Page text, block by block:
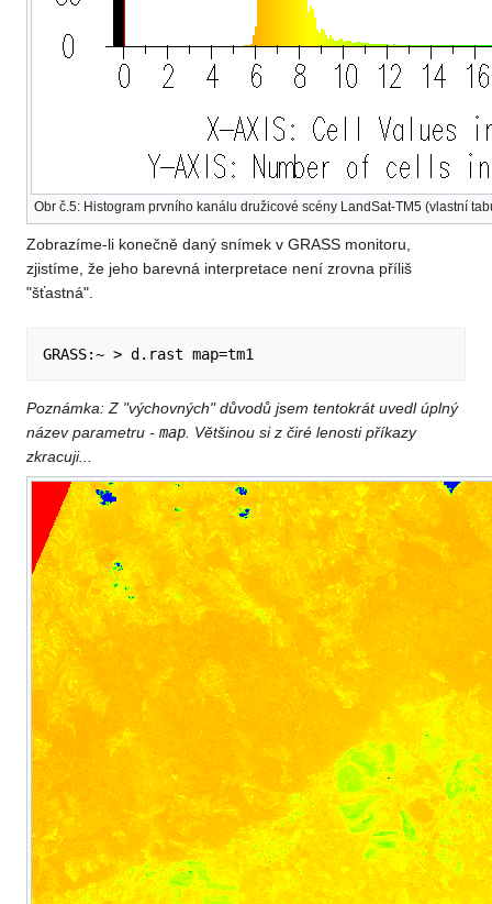
Obr č.5: Histogram prvního kanálu družicové scény LandSat-TM5 (vlastní
Zobrazíme-li konečně daný snímek v GRASS monitoru,
zjistíme, že jeho barevná interpretace není zrovna příliš
"šťastná".
Poznámka: Z "výchovných" důvodů jsem tentokrát uvedl úplný
název parametru - map . Většinou si z čiré lenosti příkazy
zkracuji...